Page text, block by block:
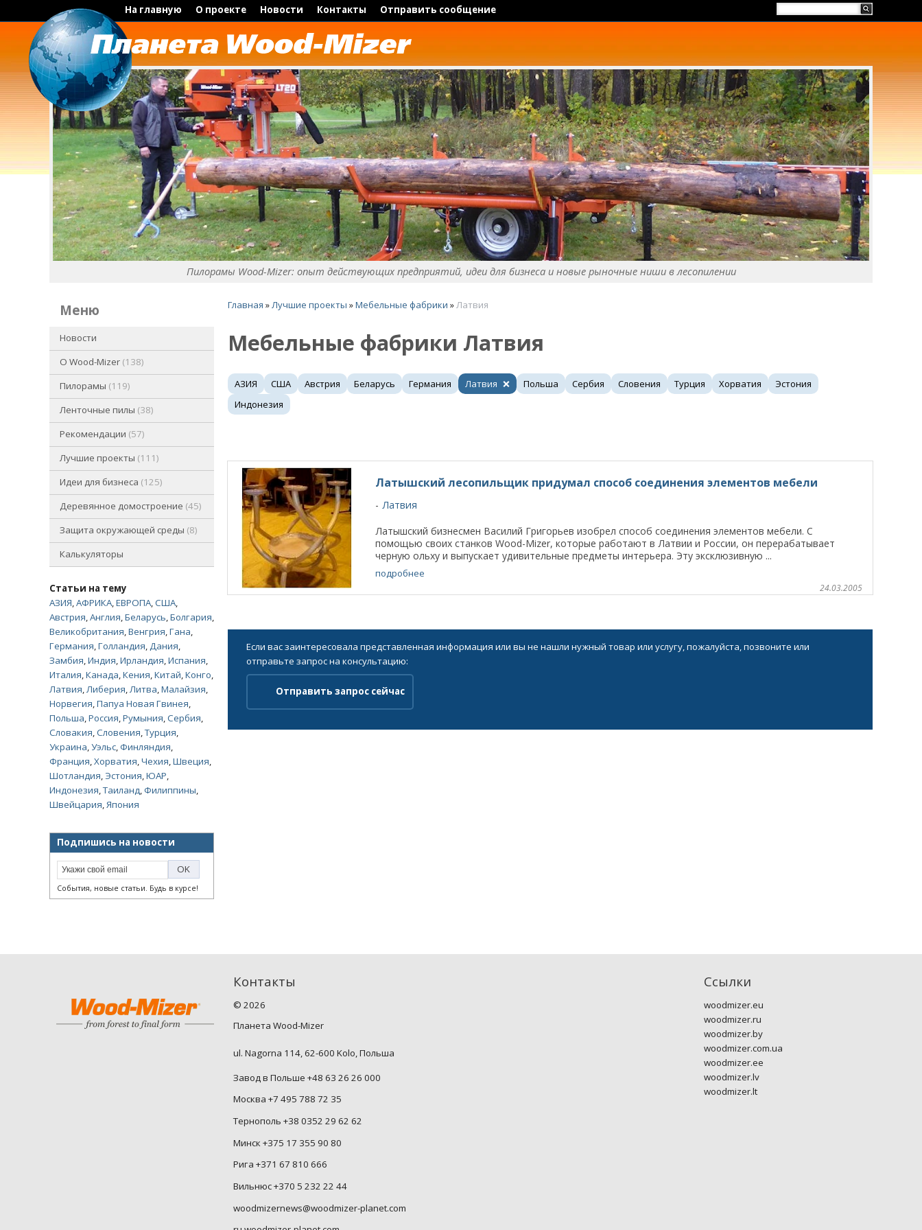
На главную О проекте Новости Контакты Отправить сообщение
Пилорамы Wood-Mizer: опыт действующих предприятий, идеи для бизнеса и новые рыночные ниши в лесопилении
меню
Новости
O Wood-Mizer 138
Пилорамы 119
Ленточные пилы 38
Рекомендации 57
Лучшие проекты 111
Идеи для бизнеса 125
Деревянное домостроение 45
Защита окружающей среды 8
Калькуляторы
Статьи на тему
АЗИЯ,АФРИКА,ЕВРОПА,США,
Австрия,Англия,Беларусь,Болгария,
Великобритания,Венгрия,Гана,
Германия,Голландия,Дания,
Замбия,Индия,Ирландия,Испания,
Италия,Канада,Кения,Китай,Конго,
Латвия,Либерия,Литва,Малайзия,
Норвегия,Папуа Новая Гвинея,
Польша,Россия,Румыния,Сербия,
Словакия,Словения,Турция,
Украина,Уэльс,Финляндия,
Франция,Хорватия,Чехия,Швеция,
Шотландия, Эстония,ЮАР,
Индонезия,Таиланд,Филиппины,
Швейцария,Япония
Подпишись на новости
События, новые статьи. Будь в курсе!
Главная »Лучшие проекты »Мебельные фабрики »Латвия
Мебельные фабрики Латвия
АЗИЯ США Австрия Беларусь Германия Латвия Польша Сербия Словения Турция Хорватия
Эстония
Индонезия
Латышский лесопильщик придумал способ соединения элементов мебели
Латвия
Латышский бизнесмен Василий Григорьев изобрел способ соединения элементов мебели. С
помощью своих станков Wood-Mizer, которые работают в Латвии и России, он перерабатывает
черную ольху и выпускает удивительные предметы интерьера. Эту эксклюзивную ...
подробнее
24.03.2005
Если вас заинтересовала представленная информация или вы не нашли нужный товар или услугу, пожалуйста, позвоните или
отправьте запрос на консультацию:
Отправить запрос сейчас
Контакты Ссылки
© 2026
Планета Wood-Mizer
ul. Nagorna 114, 62-600 Kolo, Польша
Завод в Польше +48 63 26 26 000
Москва +7 495 788 72 35
Тернополь +38 0352 29 62 62
Минск +375 17 355 90 80
Рига +371 67 810 666
Вильнюс +370 5 232 22 44
woodmizernews@woodmizer-planet.com
woodmizer.eu
woodmizer.ru
woodmizer.by
woodmizer.com.ua
woodmizer.ee
woodmizer.lv
woodmizer.lt